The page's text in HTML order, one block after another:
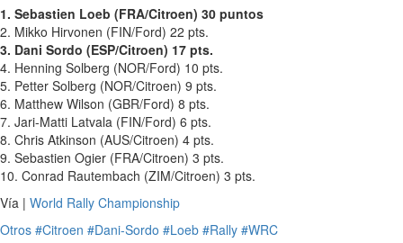
1. Sebastien Loeb (FRA/Citroen) 30 puntos
2. Mikko Hirvonen (FIN/Ford) 22 pts.
3. Dani Sordo (ESP/Citroen) 17 pts.
4. Henning Solberg (NOR/Ford) 10 pts.
5. Petter Solberg (NOR/Citroen) 9 pts.
6. Matthew Wilson (GBR/Ford) 8 pts.
7. Jari-Matti Latvala (FIN/Ford) 6 pts.
8. Chris Atkinson (AUS/Citroen) 4 pts.
9. Sebastien Ogier (FRA/Citroen) 3 pts.
10. Conrad Rautembach (ZIM/Citroen) 3 pts.
Vía | World Rally Championship
Otros #Citroen #Dani-Sordo #Loeb #Rally #WRC